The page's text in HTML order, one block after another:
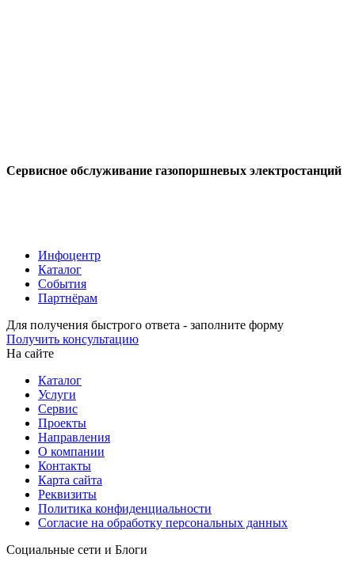
Сервисное обслуживание газопоршневых электростанций
Инфоцентр
Каталог
События
Партнёрам
Для получения быстрого ответа - заполните форму
Получить консультацию
На сайте
Каталог
Услуги
Сервис
Проекты
Направления
О компании
Контакты
Карта сайта
Реквизиты
Политика конфиденциальности
Согласие на обработку персональных данных
Социальные сети и Блоги